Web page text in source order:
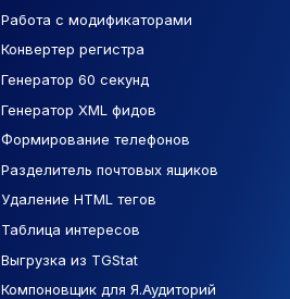
Работа с модификаторами
Конвертер регистра
Генератор 60 секунд
Генератор XML фидов
Формирование телефонов
Разделитель почтовых ящиков
Удаление HTML тегов
Таблица интересов
Выгрузка из TGStat
Компоновщик для Я.Аудиторий
Подборка сайтов
Макеты Figma
База Яндекс Карты
РСЯ площадки
Созданные сайты
Контекстная реклама